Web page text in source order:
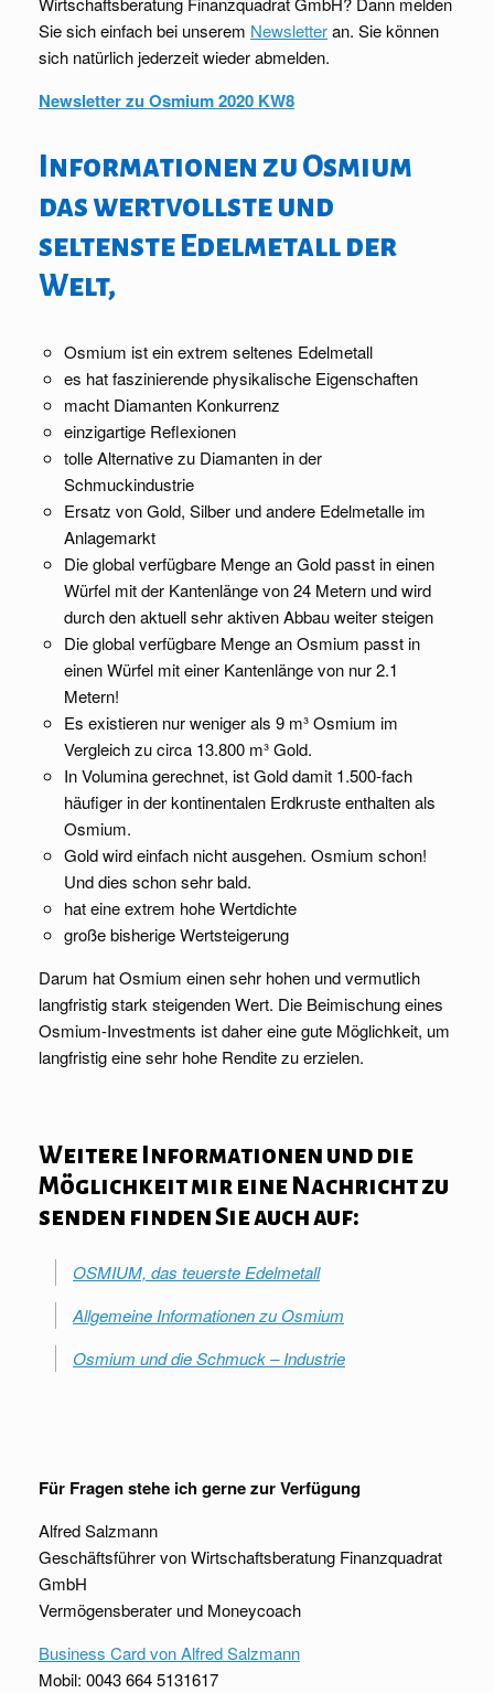
Sie sich einfach bei unserem Newsletteran. Sie können
sich natürlich jederzeit wieder abmelden.
Newsletter zu Osmium 2020 KW8
Informationen zu Osmium
das wertvollste und
seltenste Edelmetall der
Welt,
Osmium ist ein extrem seltenes Edelmetall
es hat faszinierende physikalische Eigenschaften
macht Diamanten Konkurrenz
einzigartige Reflexionen
tolle Alternative zu Diamanten in der
Schmuckindustrie
Ersatz von Gold, Silber und andere Edelmetalle im
Anlagemarkt
Die global verfügbare Menge an Gold passt in einen
Würfel mit der Kantenlänge von 24 Metern und wird
durch den aktuell sehr aktiven Abbau weiter steigen
Die global verfügbare Menge an Osmium passt in
einen Würfel mit einer Kantenlänge von nur 2.1
Metern!
Es existieren nur weniger als 9 m³ Osmium im
Vergleich zu circa 13.800 m³ Gold.
In Volumina gerechnet, ist Gold damit 1.500-fach
häufiger in der kontinentalen Erdkruste enthalten als
Osmium.
Gold wird einfach nicht ausgehen. Osmium schon!
Und dies schon sehr bald.
hat eine extrem hohe Wertdichte
große bisherige Wertsteigerung
Darum hat Osmium einen sehr hohen und vermutlich
langfristig stark steigenden Wert. Die Beimischung eines
Osmium-Investments ist daher eine gute Möglichkeit, um
langfristig eine sehr hohe Rendite zu erzielen.
Weitere Informationen und die
Möglichkeit mir eine Nachricht zu
senden finden Sie auch auf:
OSMIUM, das teuerste Edelmetall
Allgemeine Informationen zu Osmium
Osmium und die Schmuck – Industrie
Für Fragen stehe ich gerne zur Verfügung
Alfred Salzmann
Geschäftsführer von Wirtschaftsberatung Finanzquadrat
GmbH
Vermögensberater und Moneycoach
Business Card von Alfred Salzmann
Mobil: 0043 664 5131617